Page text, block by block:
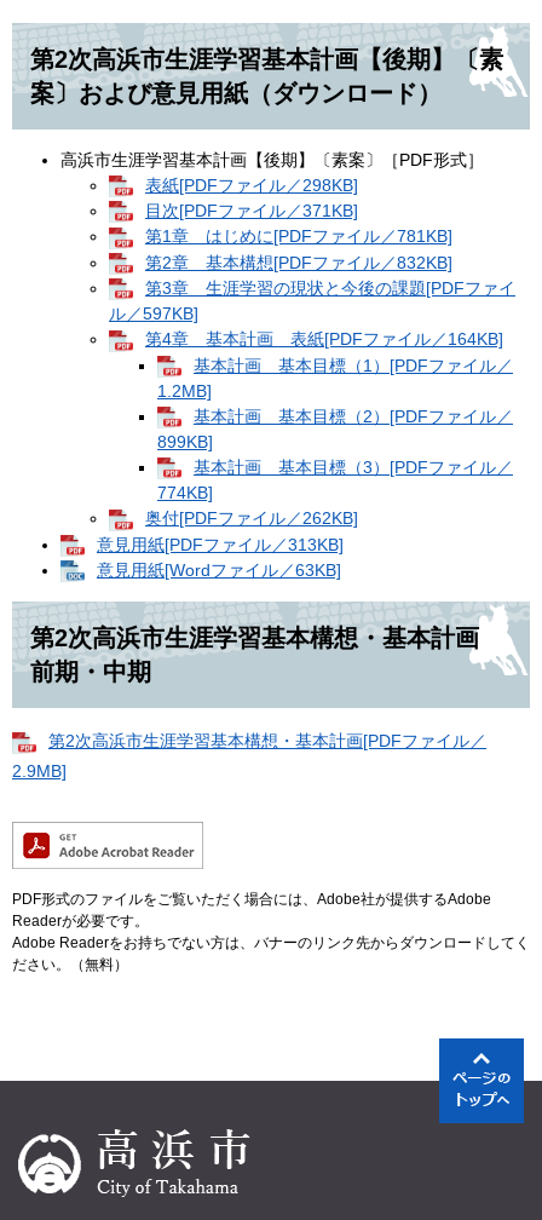
第2次高浜市生涯学習基本計画【後期】〔素
案〕および意見用紙（ダウンロード）
高浜市生涯学習基本計画【後期】〔素案〕［PDF形式］
表紙[PDFファイル／298KB]
目次[PDFファイル／371KB]
第1章 はじめに[PDFファイル／781KB]
第2章 基本構想[PDFファイル／832KB]
第3章 生涯学習の現状と今後の課題[PDFファイ
ル／597KB]
第4章 基本計画 表紙[PDFファイル／164KB]
基本計画 基本目標（1）[PDFファイル／
1.2MB]
基本計画 基本目標（2）[PDFファイル／
899KB]
基本計画 基本目標（3）[PDFファイル／
774KB]
奥付[PDFファイル／262KB]
意見用紙[PDFファイル／313KB]
意見用紙[Wordファイル／63KB]
第2次高浜市生涯学習基本構想・基本計画
前期・中期
第2次高浜市生涯学習基本構想・基本計画[PDFファイル／
2.9MB]
PDF形式のファイルをご覧いただく場合には、Adobe社が提供するAdobe
Readerが必要です。
Adobe Readerをお持ちでない方は、バナーのリンク先からダウンロードしてく
ださい。（無料）